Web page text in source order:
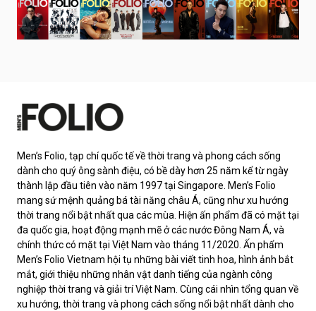
Men’s Folio, tạp chí quốc tế về thời trang và phong cách sống
dành cho quý ông sành điệu, có bề dày hơn 25 năm kể từ ngày
thành lập đầu tiên vào năm 1997 tại Singapore. Men’s Folio
mang sứ mệnh quảng bá tài năng châu Á, cũng như xu hướng
thời trang nổi bật nhất qua các mùa. Hiện ấn phẩm đã có mặt tại
đa quốc gia, hoạt động mạnh mẽ ở các nước Đông Nam Á, và
chính thức có mặt tại Việt Nam vào tháng 11/2020. Ấn phẩm
Men’s Folio Vietnam hội tụ những bài viết tinh hoa, hình ảnh bắt
mắt, giới thiệu những nhân vật danh tiếng của ngành công
nghiệp thời trang và giải trí Việt Nam. Cùng cái nhìn tổng quan về
xu hướng, thời trang và phong cách sống nổi bật nhất dành cho